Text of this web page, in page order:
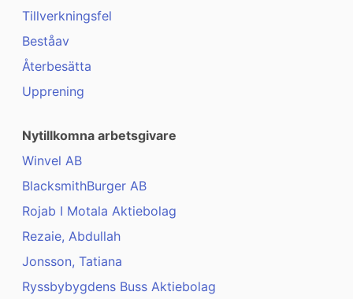
Tillverkningsfel
Beståav
Återbesätta
Upprening
Nytillkomna arbetsgivare
Winvel AB
BlacksmithBurger AB
Rojab I Motala Aktiebolag
Rezaie, Abdullah
Jonsson, Tatiana
Ryssbybygdens Buss Aktiebolag